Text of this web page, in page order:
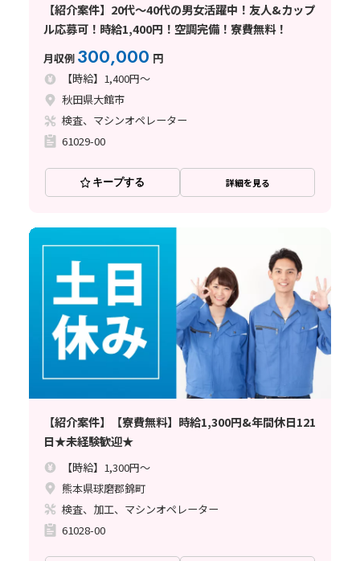
【紹介案件】20代～40代の男女活躍中！友人&カップ
ル応募可！時給1,400円！空調完備！寮費無料！
月収例 300,000 円
【時給】1,400円～
秋田県大館市
検査、マシンオペレーター
61029-00
キープする 詳細を見る
【紹介案件】【寮費無料】時給1,300円&年間休日121
日★未経験歓迎★
【時給】1,300円～
熊本県球磨郡錦町
検査、加工、マシンオペレーター
61028-00